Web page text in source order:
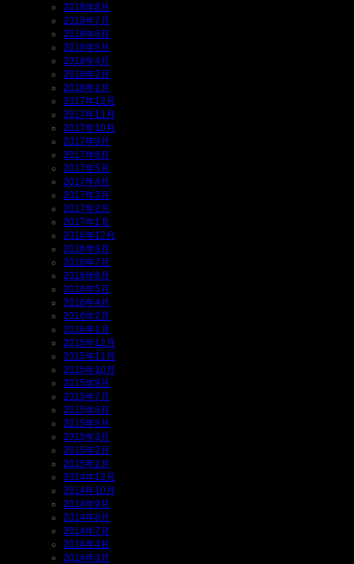
2018年8月
2018年7月
2018年6月
2018年5月
2018年4月
2018年2月
2018年1月
2017年12月
2017年11月
2017年10月
2017年9月
2017年6月
2017年5月
2017年4月
2017年3月
2017年2月
2017年1月
2016年12月
2016年9月
2016年7月
2016年6月
2016年5月
2016年4月
2016年2月
2016年1月
2015年12月
2015年11月
2015年10月
2015年9月
2015年7月
2015年6月
2015年5月
2015年3月
2015年2月
2015年1月
2014年12月
2014年10月
2014年9月
2014年8月
2014年7月
2014年4月
2014年3月